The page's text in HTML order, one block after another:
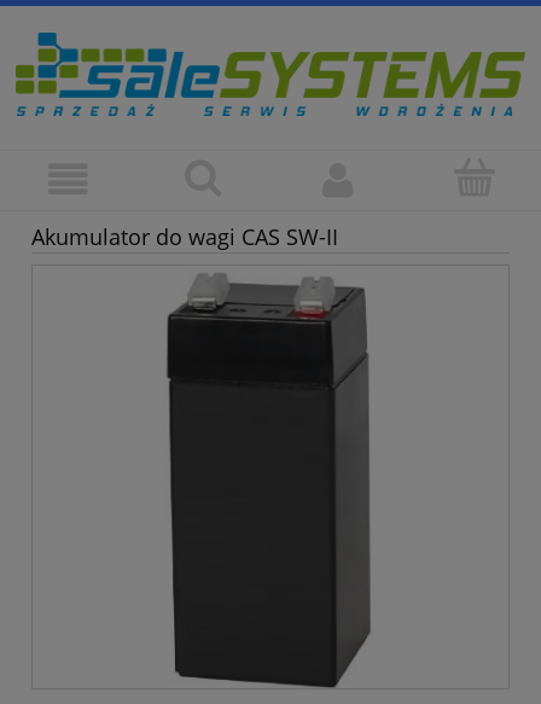
Akumulator do wagi CAS SW-II